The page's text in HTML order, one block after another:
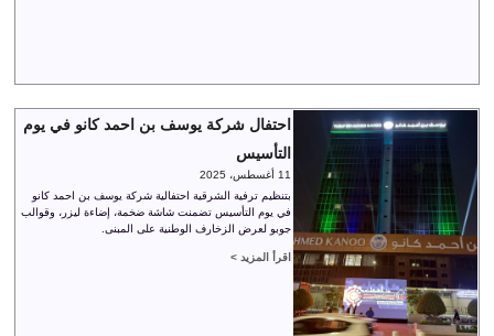
احتفال شركة يوسف بن احمد كانو في يوم
التأسيس
11 أغسطس، 2025
بتنظيم ترفية الشرقية احتفالية شركة يوسف بن احمد كانو
في يوم التأسيس تضمنت شاشة ضخمة، إضاءة ليزر، وقوالب
جوبو لعرض الزخارف الوطنية على المبنى.
اقرأ المزيد >